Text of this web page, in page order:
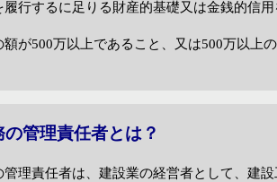
行するに足りる財産的基礎又は金銭的信用
額が500万以上であること、又は500万以上
管理責任者とは？
管理責任者は、建設業の経営者として、建